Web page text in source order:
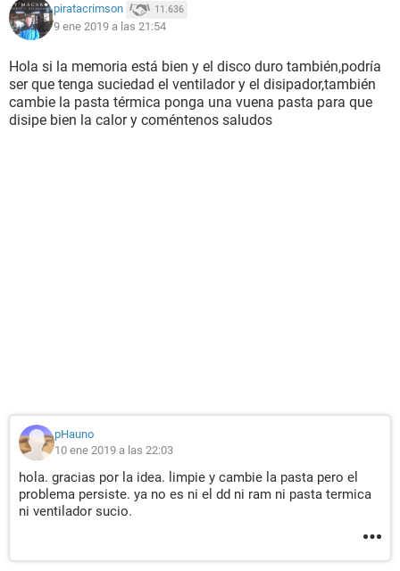
piratacrimson 11.636
9 ene 2019 a las 21:54
Hola si la memoria está bien y el disco duro también,podría
ser que tenga suciedad el ventilador y el disipador,también
cambie la pasta térmica ponga una vuena pasta para que
disipe bien la calor y coméntenos saludos
pHauno
10 ene 2019 a las 22:03
hola. gracias por la idea. limpie y cambie la pasta pero el
problema persiste. ya no es ni el dd ni ram ni pasta termica
ni ventilador sucio.